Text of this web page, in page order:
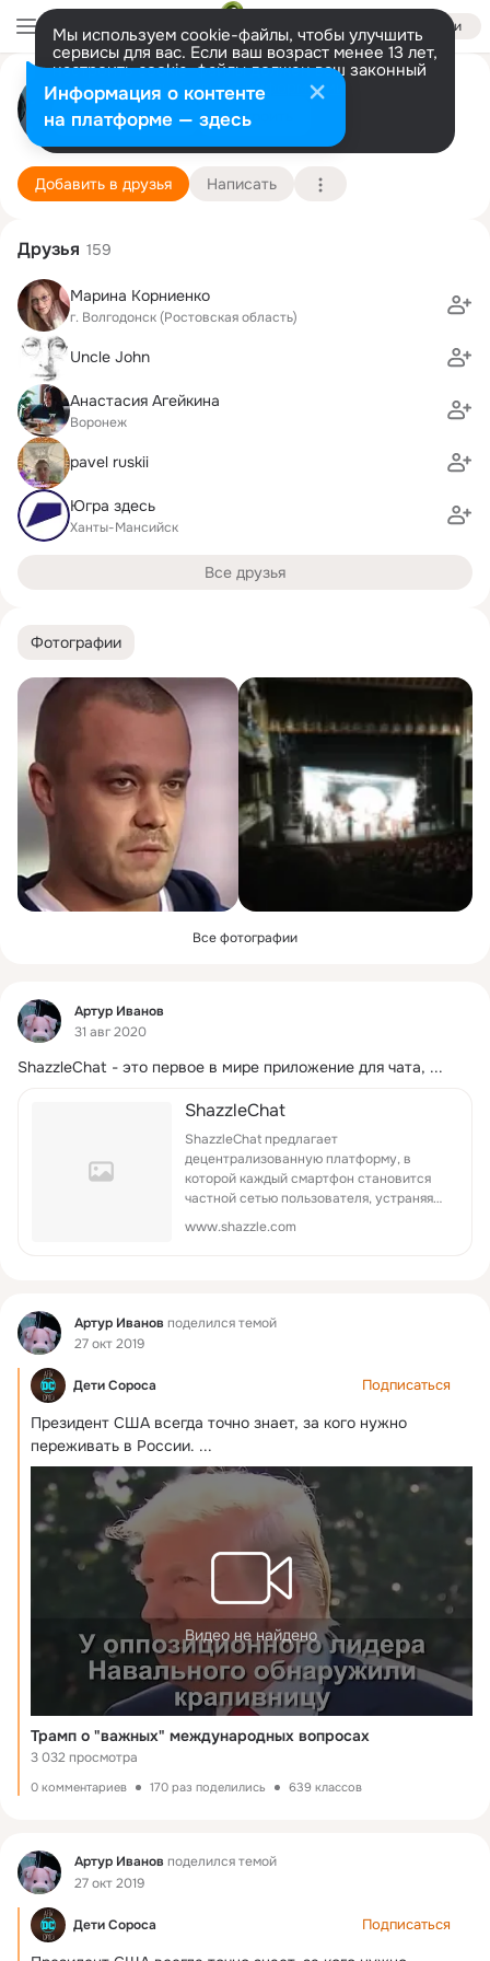
Войти
Мы используем cookie-файлы, чтобы улучшить
сервисы для вас. Если ваш возраст менее 13 лет,
настроить cookie-файлы должен ваш законный
представитель. Больше информации
Разрешить все Настроить
Артур Иванов
Москва 26 декабря Подробнее
Добавить в друзья Написать
Фотографии
Все фотографии
Фид
Артур Иванов
31 авг 2020
ShazzleChat - это первое в мире приложение для чата, ...
ShazzleChat
ShazzleChat предлагает
децентрализованную платформу, в
которой каждый смартфон становится
частной сетью пользователя, устраняя
посредников и сокращая совокупные
www.shazzle.com
Фид Артур Иванов поделился темой
27 окт 2019
Дети Сороса Подписаться
Президент США всегда точно знает, за кого нужно
переживать в России. ...
Видео не найдено
Трамп о "важных" международных вопросах
3 032 просмотра
0 комментариев 170 раз поделились 639 классов
Фид Артур Иванов поделился темой
27 окт 2019
Дети Сороса Подписаться
Друзья 159
Марина Корниенко
г. Волгодонск (Ростовская область)
Uncle John
Анастасия Агейкина
Воронеж
pavel ruskii
Югра здесь
Ханты-Мансийск
Все друзья
Информация о контенте
на платформе — здесь